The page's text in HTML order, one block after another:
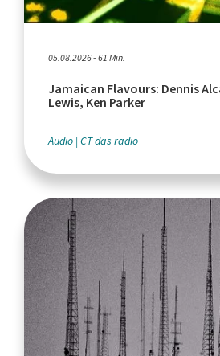
05.08.2026 - 61 Min.
Jamaican Flavours: Dennis
Lewis, Ken Parker
Audio CT das radio